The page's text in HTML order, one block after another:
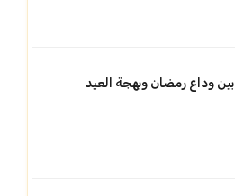
بين وداع رمضان وبهجة العيد